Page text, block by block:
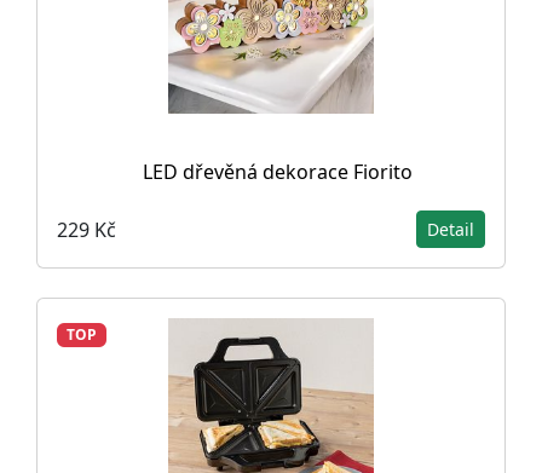
LED dřevěná dekorace Fiorito
229 Kč Detail
TOP